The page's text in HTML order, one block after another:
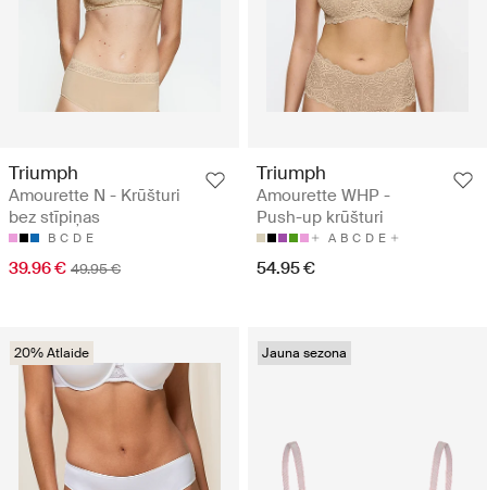
Triumph
Amourette N - Krūšturi
bez stīpiņas
B C D E
39.96 € 49.95 €
Triumph
Amourette WHP -
Push-up krūšturi
A B C D E
54.95 €
20% Atlaide Jauna sezona